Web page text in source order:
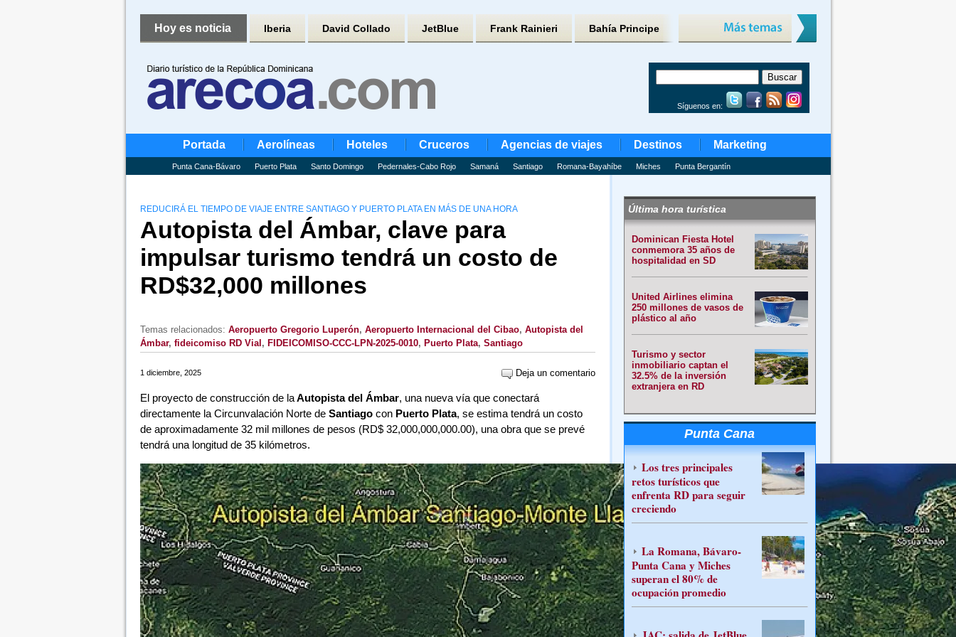
Hoy es noticia Iberia David Collado JetBlue Frank Rainieri Bahía Principe
Síguenos en:
Portada Aerolíneas Hoteles Cruceros Agencias de viajes Destinos Marketing
Punta Cana-Bávaro Puerto Plata Santo Domingo Pedernales-Cabo Rojo Samaná Santiago Romana-Bayahíbe Miches Punta Bergantín
REDUCIRÁ EL TIEMPO DE VIAJE ENTRE SANTIAGO Y PUERTO PLATA EN MÁS DE UNA HORA
Autopista del Ámbar, clave para
impulsar turismo tendrá un costo de
RD$32,000 millones
Temas relacionados: Aeropuerto Gregorio Luperón, Aeropuerto Internacional del Cibao, Autopista del
Ámbar, fideicomiso RD Vial , FIDEICOMISO-CCC-LPN-2025-0010, Puerto Plata, Santiago
1 diciembre, 2025 Deja un comentario
El proyecto de construcción de laAutopista del Ámbar, una nueva vía que conectará
directamente la Circunvalación Norte de Santiagocon Puerto Plata, se estima tendrá un costo
de aproximadamente 32 mil millones de pesos (RD$ 32,000,000,000.00), una obra que se prevé
tendrá una longitud de 35 kilómetros.
Última hora turística
Dominican Fiesta Hotel
conmemora 35 años de
hospitalidad en SD
United Airlines elimina
250 millones de vasos de
plástico al año
Turismo y sector
inmobiliario captan el
32.5% de la inversión
extranjera en RD
Punta Cana
Los tres principales
retos turísticos que
enfrenta RD para seguir
creciendo
La Romana, Bávaro-
Punta Cana y Miches
superan el 80% de
ocupación promedio